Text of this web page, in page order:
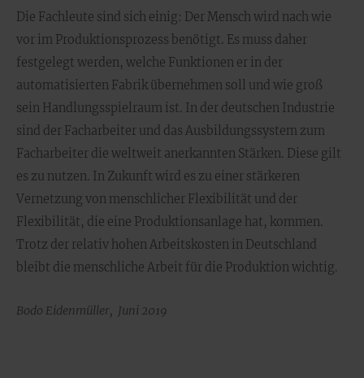
Die Fachleute sind sich einig: Der Mensch wird nach wie
vor im Produktionsprozess benötigt. Es muss daher
festgelegt werden, welche Funktionen er in der
automatisierten Fabrik übernehmen soll und wie groß
sein Handlungsspielraum ist. In der deutschen Industrie
sind der Facharbeiter und das Ausbildungssystem zum
Facharbeiter die weltweit anerkannten Stärken. Diese gilt
es zu nutzen. In Zukunft wird es zu einer stärkeren
Vernetzung von menschlicher Flexibilität und der
Flexibilität, die eine Produktionsanlage hat, kommen.
Trotz der relativ hohen Arbeitskosten in Deutschland
bleibt die menschliche Arbeit für die Produktion wichtig.
Bodo Eidenmüller, Juni 2019